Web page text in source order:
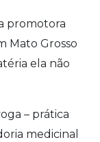
promotora
Mato Grosso
ela não
– prática
medicinal